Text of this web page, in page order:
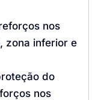
nos
zona inferior e
do
nos